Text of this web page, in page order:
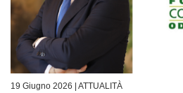
19 Giugno 2026 | ATTUALITÀ